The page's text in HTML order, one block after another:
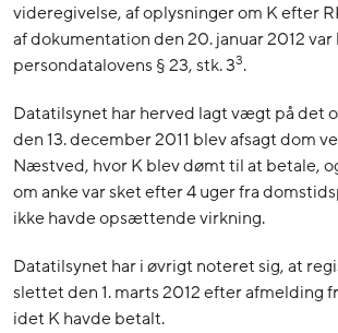
videregivelse, af oplysninger om K efter
af dokumentation den 20. januar 2012 var
persondatalovens § 23, stk. 33.
Datatilsynet har herved lagt vægt på det
den 13. december 2011 blev afsagt dom
Næstved, hvor K blev dømt til at betale,
om anke var sket efter 4 uger fra
ikke havde opsættende virkning.
Datatilsynet har i øvrigt noteret sig, at
slettet den 1. marts 2012 efter afmelding
idet K havde betalt.